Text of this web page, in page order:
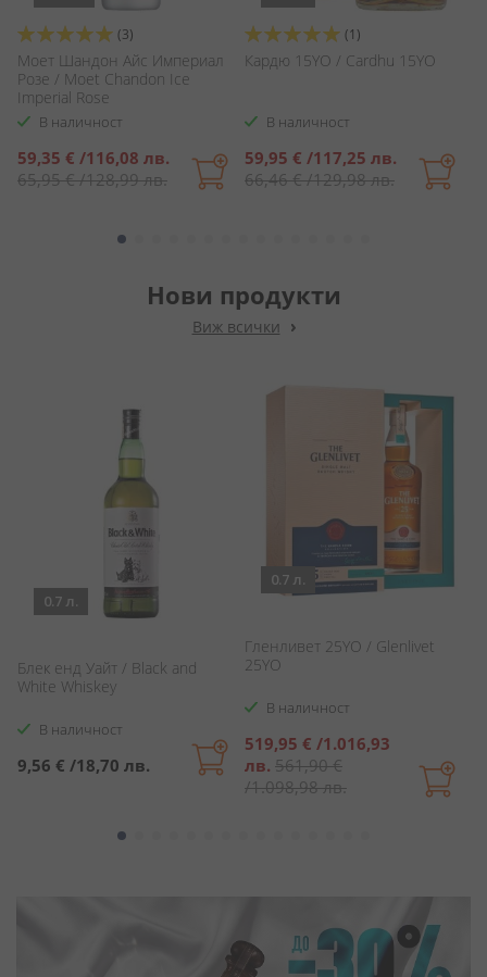
Оценка:
100%
(3)
Моет Шандон Айс Империал
Розе / Moet Chandon Ice
Imperial Rose
В наличност
Специална
цена
59,35 € /116,08 лв.
65,95 €/128,99 лв.
Оценка:
100%
(1)
Кардю 15YO / Cardhu 15YO
В наличност
Специална
цена
59,95 € /117,25 лв.
66,46 €/129,98 лв.
Нови продукти
Виж всички
0.7 л.
Блек енд Уайт / Black and
White Whiskey
В наличност
9,56 € /18,70 лв.
0.7 л.
Гленливет 25YO / Glenlivet
25YO
В наличност
Специална
цена
519,95 € /1.016,93
лв. 561,90 €
/1.098,98 лв.